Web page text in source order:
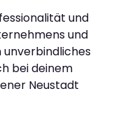
und
und
unverbindliches
bei deinem
Neustadt